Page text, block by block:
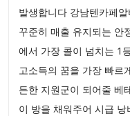
발생합니다 강남텐카페
꾸준히 매출 유지되는 안
에서 가장 콜이 넘치는 1
고소득의 꿈을 가장 빠르
든한 지원군이 되어줄 베
이 방을 채워주어 시급